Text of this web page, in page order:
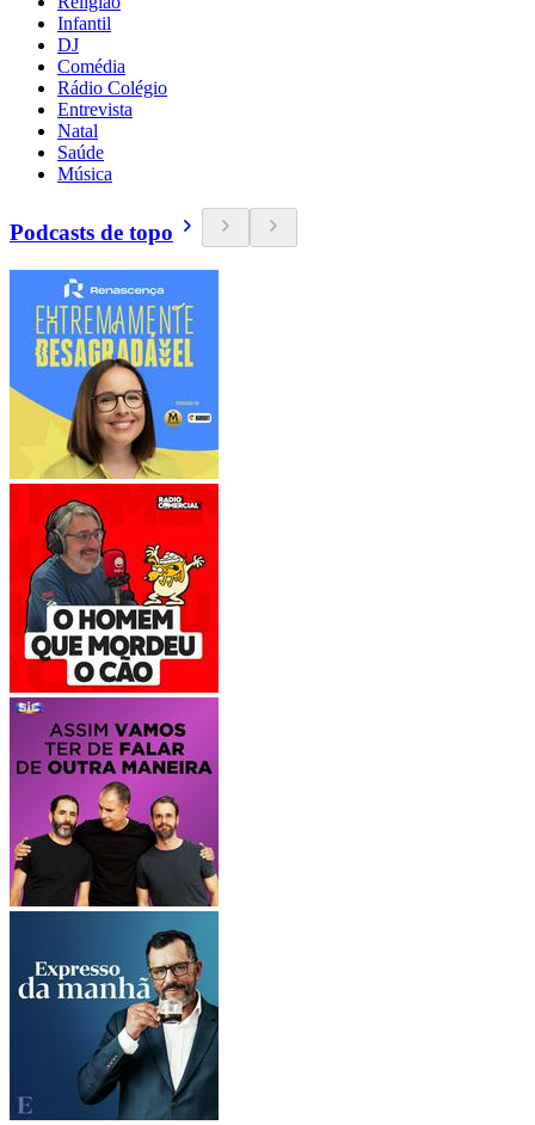
Infantil
DJ
Comédia
Rádio Colégio
Entrevista
Natal
Saúde
Música
Podcasts de topo